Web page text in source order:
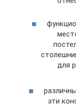
для
эти